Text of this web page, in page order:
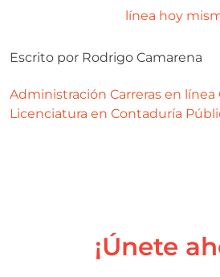
línea hoy
Escrito por Rodrigo Camarena
Administración Carreras en línea
Licenciatura en Contaduría
¡Únete